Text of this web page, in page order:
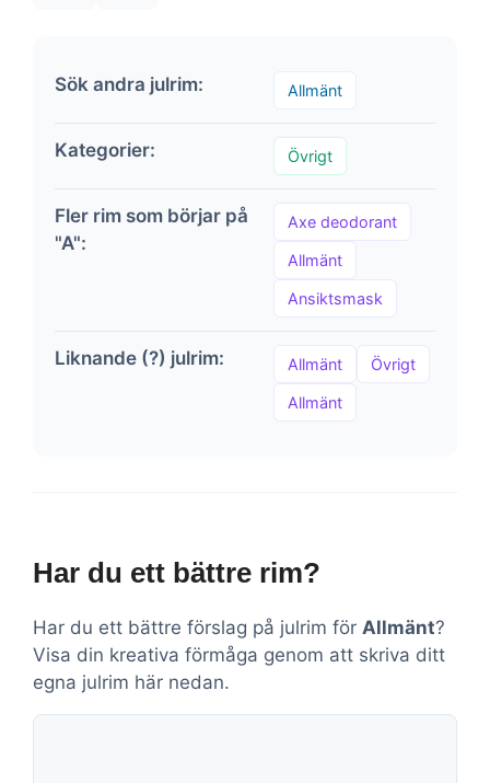
Sök andra julrim: Allmänt
Kategorier: Övrigt
Fler rim som börjar på
"A":
Axe deodorant
Allmänt
Ansiktsmask
Liknande (?) julrim: Allmänt Övrigt
Allmänt
Har du ett bättre rim?
Har du ett bättre förslag på julrim för Allmänt?
Visa din kreativa förmåga genom att skriva ditt
egna julrim här nedan.
Kommentar